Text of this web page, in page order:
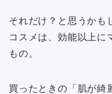
それだけ？と思うかも
コスメは、効能以上に
もの。
買ったときの「肌が綺